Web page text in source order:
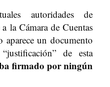
autoridades de
la Cámara de Cuentas
aparece un documento
de esta
firmado por ningún